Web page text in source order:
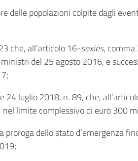
delle popolazioni colpite dagli
che, all’articolo 16-sexies,
del 25 agosto 2016, e
luglio 2018, n. 89, che,
limite complessivo di euro 300
dello stato d’emergenza